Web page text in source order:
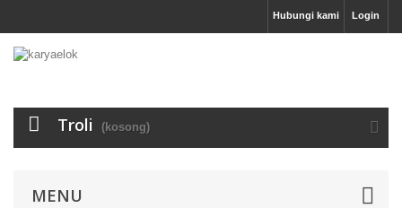
Login
Hubungi kami
Troli (kosong)
MENU